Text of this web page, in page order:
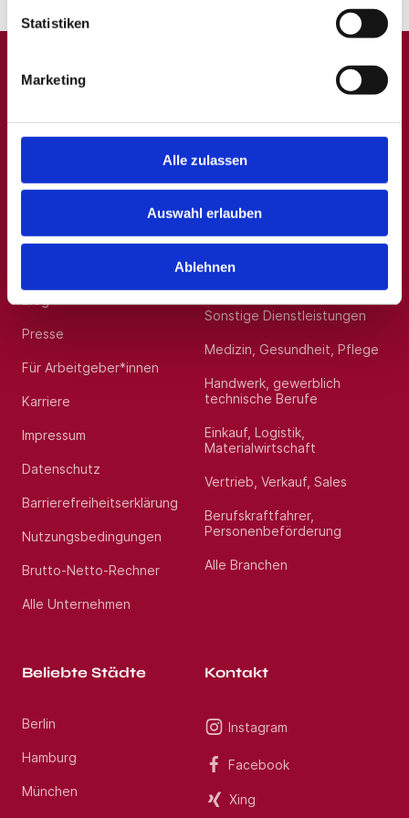
Statistiken
Marketing
Alle zulassen
Auswahl erlauben
Ablehnen
P Q
R S T U V W X Y Z 0-9
Presse
Für Arbeitgeber*innen
Karriere
Impressum
Datenschutz
Barrierefreiheitserklärung
Nutzungsbedingungen
Brutto-Netto-Rechner
Alle Unternehmen
Beliebte Kategorien
Hilfskräfte, Aushilfs- und
Sonstige Dienstleistungen
Medizin, Gesundheit, Pflege
Handwerk, gewerblich
technische Berufe
Einkauf, Logistik,
Materialwirtschaft
Vertrieb, Verkauf, Sales
Berufskraftfahrer,
Personenbeförderung
Alle Branchen
Beliebte Städte
Berlin
Hamburg
München
Kontakt
Instagram
Facebook
Xing